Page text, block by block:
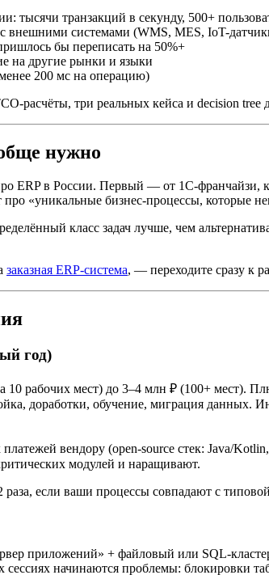
тысячи транзакций в секунду, 500+
внешними системами (WMS, MES, IoT-
бы переписать на 50%+
на другие рынки и языки
200 мс на операцию)
расчёты, три реальных кейса и decision tree
нужно
ERP в России. Первый — от 1С-
про «уникальные бизнес-процессы, которые
класс задач лучше, чем
заказная ERP-система, — переходите сразу к
год)
10 рабочих мест) до 3–4 млн ₽ (100+ мест).
доработки, обучение, миграция данных.
вендору (open-source стек: Java/
модулей и наращивают.
раза, если ваши процессы совпадают с
приложений» + файловый или SQL-
начинаются проблемы: блокировки